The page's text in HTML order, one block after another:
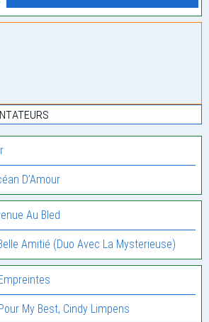
D’Amour
Au Bled
Amitié (Duo Avec La Mysterieuse)
My Best, Cindy Limpens